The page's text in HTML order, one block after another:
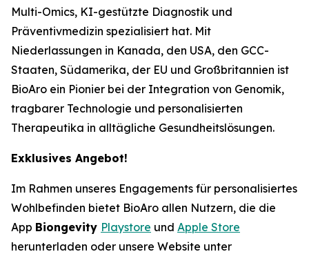
Multi-Omics, KI-gestützte Diagnostik und
Präventivmedizin spezialisiert hat. Mit
Niederlassungen in Kanada, den USA, den GCC-
Staaten, Südamerika, der EU und Großbritannien ist
BioAro ein Pionier bei der Integration von Genomik,
tragbarer Technologie und personalisierten
Therapeutika in alltägliche Gesundheitslösungen.
Exklusives Angebot!
Im Rahmen unseres Engagements für personalisiertes
Wohlbefinden bietet BioAro allen Nutzern, die die
App Biongevity Playstore und Apple Store
herunterladen oder unsere Website unter